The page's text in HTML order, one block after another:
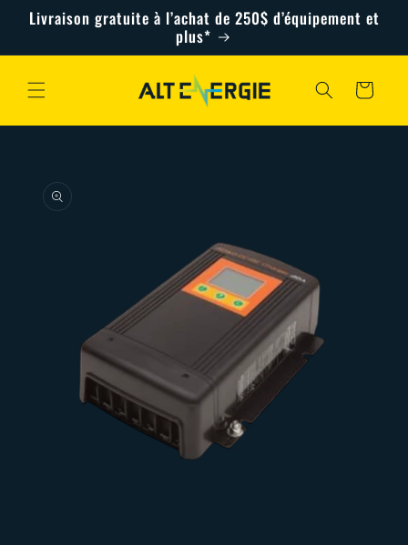
passer
contenu
Livraison gratuite à l’achat de 250$ d’équipement et
plus*
Panier
produits